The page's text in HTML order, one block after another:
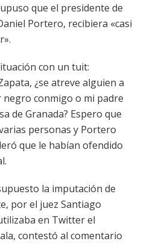
que el presidente de
Portero, recibiera «casi
con un tuit:
¿se atreve alguien a
conmigo o mi padre
de Granada? Espero que
personas y Portero
que le habían ofendido
la imputación de
por el juez Santiago
en Twitter el
contestó al comentario